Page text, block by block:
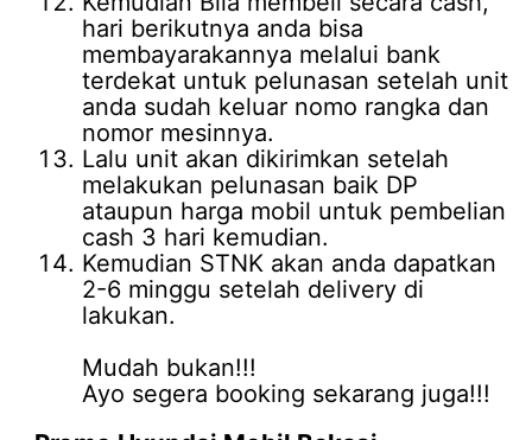
hari berikutnya anda bisa
membayarakannya melalui bank
terdekat untuk pelunasan setelah unit
anda sudah keluar nomo rangka dan
nomor mesinnya.
Lalu unit akan dikirimkan setelah
melakukan pelunasan baik DP
ataupun harga mobil untuk pembelian
cash 3 hari kemudian.
Kemudian STNK akan anda dapatkan
2-6 minggu setelah delivery di
lakukan.
Mudah bukan!!!
Ayo segera booking sekarang juga!!!